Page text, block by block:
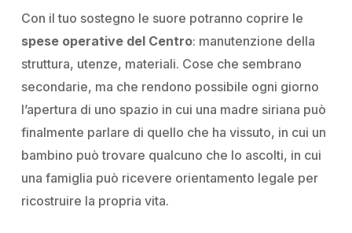
Con il tuo sostegno le suore potranno coprire le
spese operative del Centro: manutenzione della
struttura, utenze, materiali. Cose che sembrano
secondarie, ma che rendono possibile ogni giorno
l’apertura di uno spazio in cui una madre siriana può
finalmente parlare di quello che ha vissuto, in cui un
bambino può trovare qualcuno che lo ascolti, in cui
una famiglia può ricevere orientamento legale per
ricostruire la propria vita.